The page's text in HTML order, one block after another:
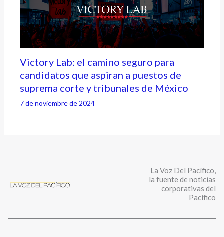
Victory Lab: el camino seguro para
candidatos que aspiran a puestos de
suprema corte y tribunales de México
7 de noviembre de 2024
La Voz Del Pacífico,
la fuente de noticias
corporativas del
Pacífico